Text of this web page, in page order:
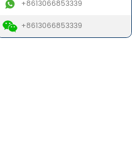
+8613066853339
+8613066853339